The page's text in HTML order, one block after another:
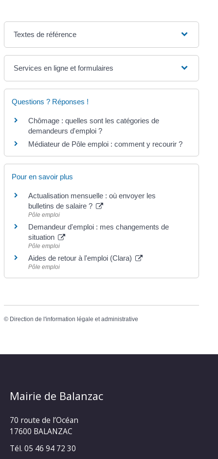
Textes de référence
Services en ligne et formulaires
Questions ? Réponses !
Chômage : quelles sont les catégories de
demandeurs d'emploi ?
Médiateur de Pôle emploi : comment y recourir ?
Pour en savoir plus
Actualisation mensuelle : où envoyer les
bulletins de salaire ?
Pôle emploi
Demandeur d'emploi : mes changements de
situation
Pôle emploi
Aides de retour à l'emploi (Clara)
Pôle emploi
© Direction de l'information légale et administrative
Mairie de Balanzac
70 route de l’Océan
17600 BALANZAC
Tél. 05 46 94 72 30